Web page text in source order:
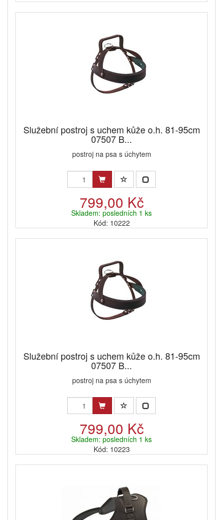
Služební postroj s uchem kůže o.h. 81-95cm
07507 B...
postroj na psa s úchytem
799,00 Kč
Skladem: posledních 1 ks
Kód: 10222
Služební postroj s uchem kůže o.h. 81-95cm
07507 B...
postroj na psa s úchytem
799,00 Kč
Skladem: posledních 1 ks
Kód: 10223